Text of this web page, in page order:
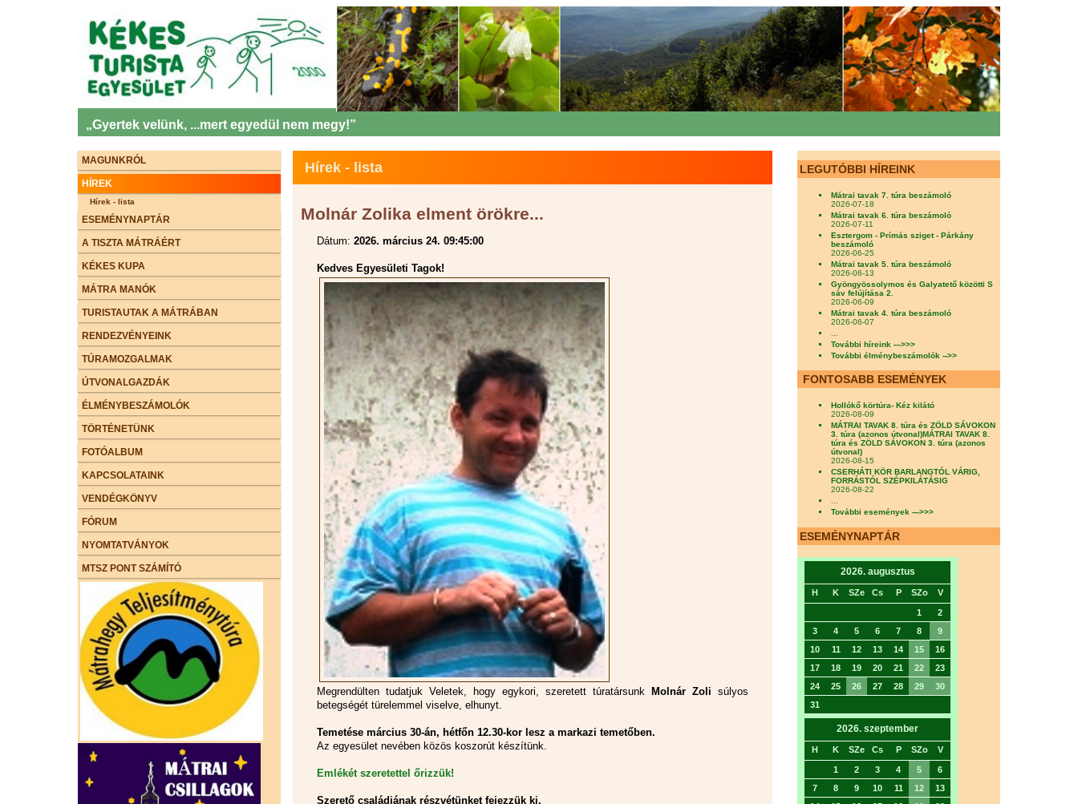
„Gyertek velünk, ...mert egyedül nem megy!”
MAGUNKRÓL
HÍREK
Hírek - lista
ESEMÉNYNAPTÁR
A TISZTA MÁTRÁÉRT
KÉKES KUPA
MÁTRA MANÓK
TURISTAUTAK A MÁTRÁBAN
RENDEZVÉNYEINK
TÚRAMOZGALMAK
ÚTVONALGAZDÁK
ÉLMÉNYBESZÁMOLÓK
TÖRTÉNETÜNK
FOTÓALBUM
KAPCSOLATAINK
VENDÉGKÖNYV
FÓRUM
NYOMTATVÁNYOK
MTSZ PONT SZÁMÍTÓ
Hírek - lista
Molnár Zolika elment örökre...
Dátum: 2026. március 24. 09:45:00
Kedves Egyesületi Tagok!
Megrendülten tudatjuk Veletek, hogy egykori, szeretett túratársunk Molnár Zoli súlyos
betegségét türelemmel viselve, elhunyt.
Temetése március 30-án, hétfőn 12.30-kor lesz a markazi temetőben.
Az egyesület nevében közös koszorút készítünk.
Emlékét szeretettel őrizzük!
Szerető családjának részvétünket fejezzük ki.
LEGUTÓBBI HÍREINK
Mátrai tavak 7. túra beszámoló
2026-07-18
Mátrai tavak 6. túra beszámoló
2026-07-11
Esztergom - Prímás sziget - Párkány
beszámoló
2026-06-25
Mátrai tavak 5. túra beszámoló
2026-06-13
Gyöngyössolymos és Galyatető közötti S
sáv felújítása 2.
2026-06-09
Mátrai tavak 4. túra beszámoló
2026-06-07
További híreink --->>>
További élménybeszámolók -->>
FONTOSABB ESEMÉNYEK
Hollókő körtúra- Kéz kilátó
2026-08-09
MÁTRAI TAVAK 8. túra és ZÖLD SÁVOKON
3. túra (azonos útvonal)MÁTRAI TAVAK 8.
túra és ZÖLD SÁVOKON 3. túra (azonos
útvonal)
2026-08-15
CSERHÁTI KÖR BARLANGTÓL VÁRIG,
FORRÁSTÓL SZÉPKILÁTÁSIG
2026-08-22
...
További események --->>>
ESEMÉNYNAPTÁR
2026. augusztus
H K SZe Cs P SZo V
1
2
3
4 5 6 7 8
9
10
11 12 13 14 15
16
17
18 19 20 21 22
23
24
25 26 27 28 29
30
31
2026. szeptember
H K SZe Cs P SZo V
1 2 3 4 5
6
7
8 9 10 11 12
13